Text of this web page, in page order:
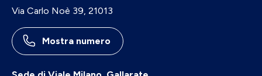
Via Carlo Noè 39, 21013
Mostra numero